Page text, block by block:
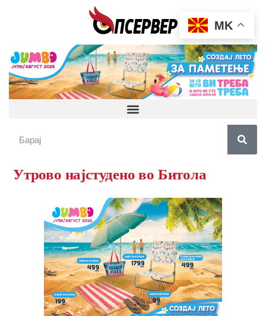
Утрово најстудено во Битола
MK